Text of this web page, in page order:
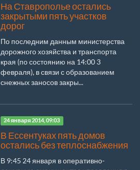
На Ставрополье остались
закрытыми пять участков
дорог
По последним данным министерства
дорожного хозяйства и транспорта
края (по состоянию на 14:00 3
февраля), в связи с образованием
снежных заносов закры...
24 января 2014, 09:03
В Ессентуках пять домов
остались без теплоснабжения
В 9:45 24 января в оперативно-